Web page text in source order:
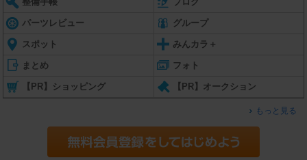
パーツレビュー グループ
スポット みんカラ＋
まとめ フォト
【PR】ショッピング 【PR】オークション
もっと見る